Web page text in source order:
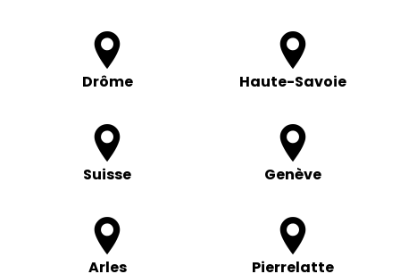
Drôme Haute-Savoie
Suisse Genève
Arles Pierrelatte